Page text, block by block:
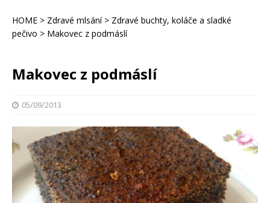
HOME > Zdravé mlsání> Zdravé buchty, koláče a sladké
pečivo > Makovec z podmáslí
Makovec z podmáslí
05/09/2013